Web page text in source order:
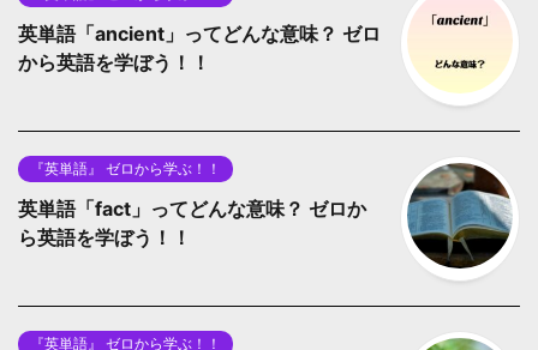
英単語「ancient」ってどんな意味？ ゼロ
から英語を学ぼう！！
『英単語』 ゼロから学ぶ！！
英単語「fact」ってどんな意味？ ゼロか
ら英語を学ぼう！！
『英単語』 ゼロから学ぶ！！